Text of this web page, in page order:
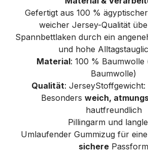
Gefertigt aus 100 %
weicher Jersey-Qualität
Spannbettlaken durch ein
und hohe
Material: 100 % Baumwolle
Baumwolle)
Qualität: JerseyStoffgewicht:
Besonders weich,
hautfreundlich
Pillingarm und
Umlaufender Gummizug für eine
sichere Passform